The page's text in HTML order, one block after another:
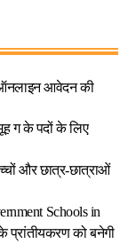
ऑनलाइन आवेदन की
ग के पदों के लिए
और छात्र-छात्राओं
Schools in
प्रांतीयकरण को बनेगी